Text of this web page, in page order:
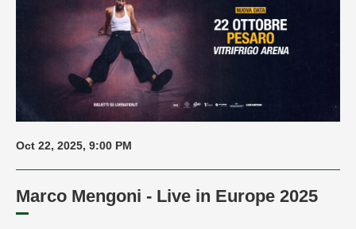
Oct 22, 2025, 9:00 PM
Marco Mengoni - Live in Europe 2025